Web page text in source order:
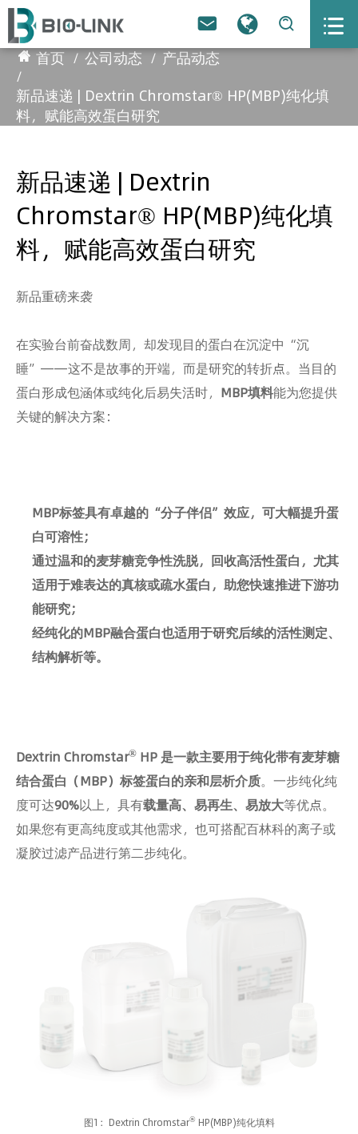
  
首页 公司动态
产品动态
新品速递 | Dextrin Chromstar® HP(MBP)纯化填
料，赋能高效蛋白研究
新品速递 | Dextrin
Chromstar® HP(MBP)纯化填
料，赋能高效蛋白研究
新品重磅来袭
在实验台前奋战数周，却发现目的蛋白在沉淀中“沉
睡”——这不是故事的开端，而是研究的转折点。当目的
蛋白形成包涵体或纯化后易失活时， MBP填料能为您提供
关键的解决方案：
MBP标签具有卓越的“分子伴侣”效应，可大幅提升蛋
白可溶性；
通过温和的麦芽糖竞争性洗脱，回收高活性蛋白，尤其
适用于难表达的真核或疏水蛋白，助您快速推进下游功
能研究；
经纯化的MBP融合蛋白也适用于研究后续的活性测定、
结构解析等。
Dextrin Chromstar® HP 是一款主要用于纯化带有麦芽糖
结合蛋白（MBP）标签蛋白的亲和层析介质。一步纯化纯
度可达90%以上，具有载量高、易再生、易放大等优点。
如果您有更高纯度或其他需求，也可搭配百林科的离子或
凝胶过滤产品进行第二步纯化。
图1：Dextrin Chromstar® HP(MBP)纯化填料